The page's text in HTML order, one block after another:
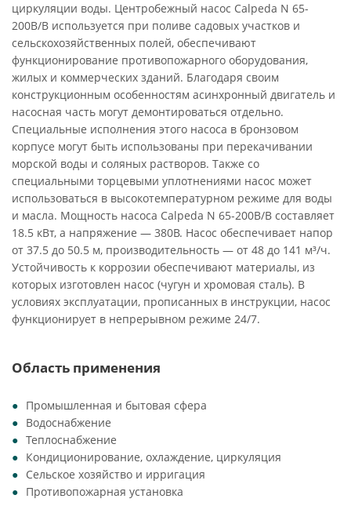
циркуляции воды. Центробежный насос Calpeda N 65-
200B/B используется при поливе садовых участков и
сельскохозяйственных полей, обеспечивают
функционирование противопожарного оборудования,
жилых и коммерческих зданий. Благодаря своим
конструкционным особенностям асинхронный двигатель и
насосная часть могут демонтироваться отдельно.
Специальные исполнения этого насоса в бронзовом
корпусе могут быть использованы при перекачивании
морской воды и соляных растворов. Также со
специальными торцевыми уплотнениями насос может
использоваться в высокотемпературном режиме для воды
и масла. Мощность насоса Calpeda N 65-200B/B составляет
18.5 кВт, а напряжение — 380В. Насос обеспечивает напор
от 37.5 до 50.5 м, производительность — от 48 до 141 м³/ч.
Устойчивость к коррозии обеспечивают материалы, из
которых изготовлен насос (чугун и хромовая сталь). В
условиях эксплуатации, прописанных в инструкции, насос
функционирует в непрерывном режиме 24/7.
Область применения
Промышленная и бытовая сфера
Водоснабжение
Теплоснабжение
Кондиционирование, охлаждение, циркуляция
Сельское хозяйство и ирригация
Противопожарная установка